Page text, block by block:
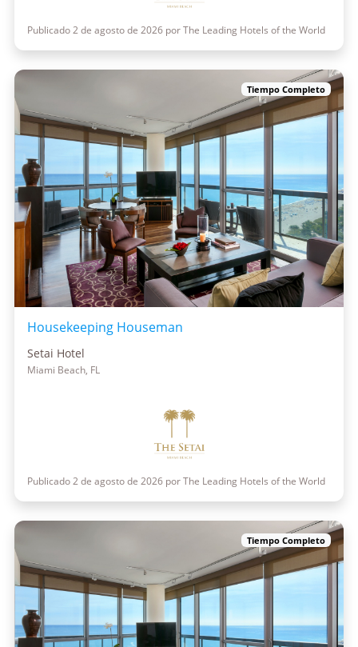
Publicado 2 de agosto de 2026 por The Leading Hotels of the World
Tiempo Completo
Housekeeping Houseman
Setai Hotel
Miami Beach, FL
Publicado 2 de agosto de 2026 por The Leading Hotels of the World
Tiempo Completo